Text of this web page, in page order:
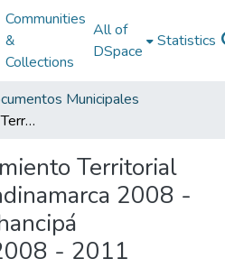
Communities
&
Collections
All of
DSpace
Statistics
Municipales
Plan de Ordenamiento Territorial Gachancipá Cundinamarca 2008 - 2011: POT Gachancipá Cundinamarca 2008 - 2011
Territorial
2008 -
- 2011